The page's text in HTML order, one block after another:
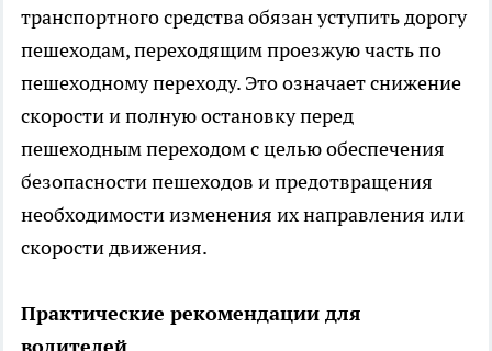
транспортного средства обязан уступить дорогу
пешеходам, переходящим проезжую часть по
пешеходному переходу. Это означает снижение
скорости и полную остановку перед
пешеходным переходом с целью обеспечения
безопасности пешеходов и предотвращения
необходимости изменения их направления или
скорости движения.
Практические рекомендации для
водителей